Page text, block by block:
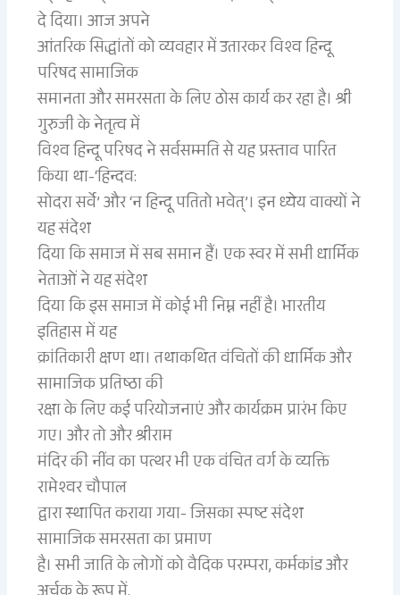
दे दिया। आज अपने
आंतरिक सिद्धांतों को व्यवहार में उतारकर विश्व हिन्दू
परिषद सामाजिक
समानता और समरसता के लिए ठोस कार्य कर रहा है। श्री
गुरुजी के नेतृत्व में
विश्व हिन्दू परिषद ने सर्वसम्मति से यह प्रस्ताव पारित
किया था-‘हिन्दव:
सोदरा सर्वे’ और ‘न हिन्दू पतितो भवेत्’। इन ध्येय वाक्यों ने
यह संदेश
दिया कि समाज में सब समान हैं। एक स्वर में सभी धार्मिक
नेताओं ने यह संदेश
दिया कि इस समाज में कोई भी निम्न नहीं है। भारतीय
इतिहास में यह
क्रांतिकारी क्षण था। तथाकथित वंचितों की धार्मिक और
सामाजिक प्रतिष्ठा की
रक्षा के लिए कई परियोजनाएं और कार्यक्रम प्रारंभ किए
गए। और तो और श्रीराम
मंदिर की नींव का पत्थर भी एक वंचित वर्ग के व्यक्ति
रामेश्वर चौपाल
द्वारा स्थापित कराया गया- जिसका स्पष्ट संदेश
सामाजिक समरसता का प्रमाण
है। सभी जाति के लोगों को वैदिक परम्परा, कर्मकांड और